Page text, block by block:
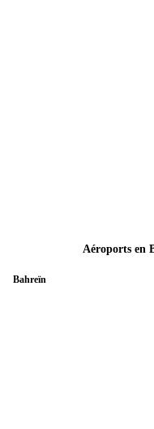
Aéroports en
Bahreïn